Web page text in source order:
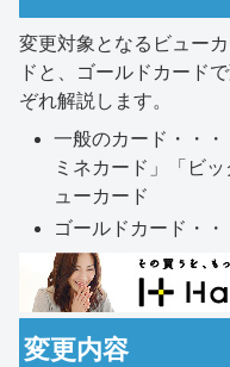
変更対象となるビュー
ドと、ゴールドカード
ぞれ解説します。
一般のカード・・
ミネカード」「ビ
ューカード
ゴールドカード・
変更内容